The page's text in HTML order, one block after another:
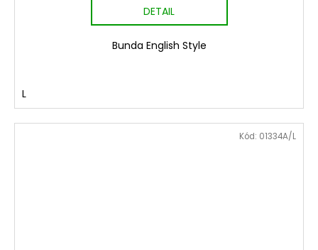
DETAIL
Bunda English Style
L
Kód: 01334A/L